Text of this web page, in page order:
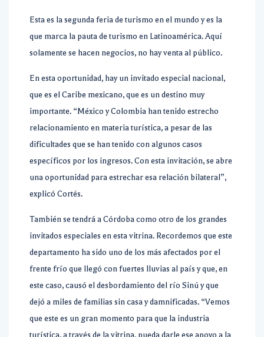
Esta es la segunda feria de turismo en el mundo y es la
que marca la pauta de turismo en Latinoamérica. Aquí
solamente se hacen negocios, no hay venta al público.
En esta oportunidad, hay un invitado especial nacional,
que es el Caribe mexicano, que es un destino muy
importante. “México y Colombia han tenido estrecho
relacionamiento en materia turística, a pesar de las
dificultades que se han tenido con algunos casos
específicos por los ingresos. Con esta invitación, se abre
una oportunidad para estrechar esa relación bilateral”,
explicó Cortés.
También se tendrá a Córdoba como otro de los grandes
invitados especiales en esta vitrina. Recordemos que este
departamento ha sido uno de los más afectados por el
frente frío que llegó con fuertes lluvias al país y que, en
este caso, causó el desbordamiento del río Sinú y que
dejó a miles de familias sin casa y damnificadas. “Vemos
que este es un gran momento para que la industria
turística, a través de la vitrina, pueda darle ese apoyo a la